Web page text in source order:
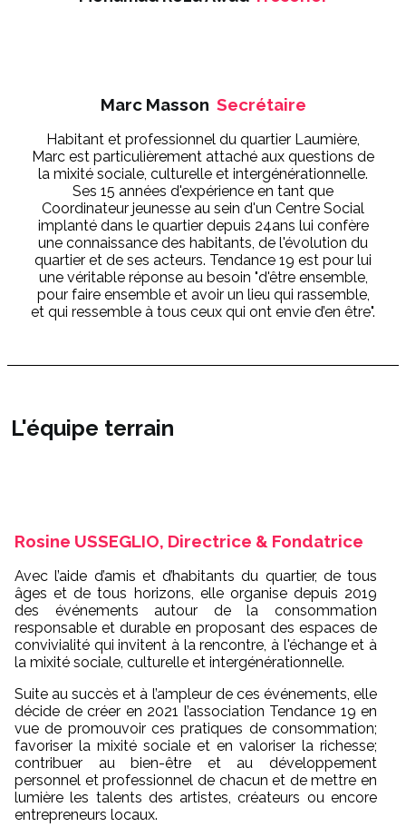
Marc Masson Secrétaire
Habitant et professionnel du quartier Laumière,
Marc est particulièrement attaché aux questions de
la mixité sociale, culturelle et intergénérationnelle.
Ses 15 années d'expérience en tant que
Coordinateur jeunesse au sein d'un Centre Social
implanté dans le quartier depuis 24ans lui confère
une connaissance des habitants, de l'évolution du
quartier et de ses acteurs. Tendance 19 est pour lui
une véritable réponse au besoin "d'être ensemble,
pour faire ensemble et avoir un lieu qui rassemble,
et qui ressemble à tous ceux qui ont envie d’en être".
L'équipe terrain
Rosine USSEGLIO, Directrice & Fondatrice
Avec l’aide d’amis et d’habitants du quartier, de tous
âges et de tous horizons, elle organise depuis 2019
des événements autour de la consommation
responsable et durable en proposant des espaces de
convivialité qui invitent à la rencontre, à l'échange et à
la mixité sociale, culturelle et intergénérationnelle.
Suite au succès et à l’ampleur de ces événements, elle
décide de créer en 2021 l’association Tendance 19 en
vue de promouvoir ces pratiques de consommation;
favoriser la mixité sociale et en valoriser la richesse;
contribuer au bien-être et au développement
personnel et professionnel de chacun et de mettre en
lumière les talents des artistes, créateurs ou encore
entrepreneurs locaux.